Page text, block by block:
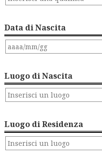
Data di Nascita
Luogo di Nascita
Luogo di Residenza